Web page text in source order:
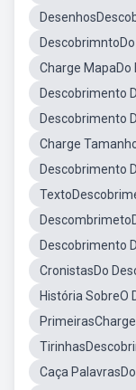
DescobrimntoDo
Charge MapaDo
Descobrimento
Descobrimento
Charge
Descobrimento
Descobrimento
CronistasDo
História SobreO
Caça